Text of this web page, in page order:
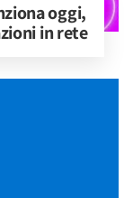
oggi,
in rete